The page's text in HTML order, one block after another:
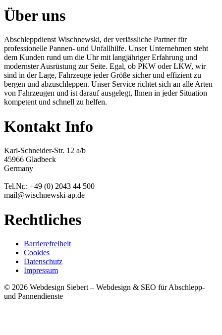
Über uns
Abschleppdienst Wischnewski, der verlässliche Partner für
professionelle Pannen- und Unfallhilfe. Unser Unternehmen steht
dem Kunden rund um die Uhr mit langjähriger Erfahrung und
modernster Ausrüstung zur Seite. Egal, ob PKW oder LKW, wir
sind in der Lage, Fahrzeuge jeder Größe sicher und effizient zu
bergen und abzuschleppen. Unser Service richtet sich an alle Arten
von Fahrzeugen und ist darauf ausgelegt, Ihnen in jeder Situation
kompetent und schnell zu helfen.
Kontakt Info
Karl-Schneider-Str. 12 a/b
45966 Gladbeck
Germany
Tel.Nr.: +49 (0) 2043 44 500
mail@wischnewski-ap.de
Rechtliches
Barrierefreiheit
Cookies
Datenschutz
Impressum
© 2026 Webdesign Siebert – Webdesign & SEO für Abschlepp-
und Pannendienste